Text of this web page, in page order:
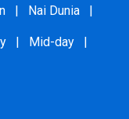
| Nai Dunia |
| Mid-day |